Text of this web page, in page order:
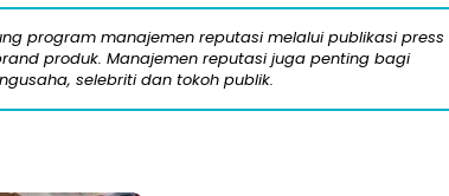
program manajemen reputasi melalui publikasi press
produk. Manajemen reputasi juga penting bagi
selebriti dan tokoh publik.